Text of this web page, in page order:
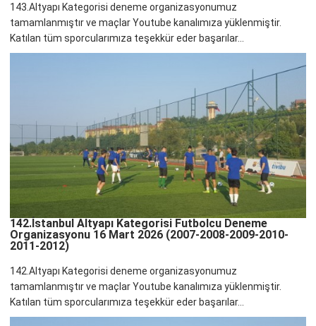
143.Altyapı Kategorisi deneme organizasyonumuz
tamamlanmıştır ve maçlar Youtube kanalımıza yüklenmiştir.
Katılan tüm sporcularımıza teşekkür eder başarılar...
142.İstanbul Altyapı Kategorisi Futbolcu Deneme
Organizasyonu 16 Mart 2026 (2007-2008-2009-2010-
2011-2012)
142.Altyapı Kategorisi deneme organizasyonumuz
tamamlanmıştır ve maçlar Youtube kanalımıza yüklenmiştir.
Katılan tüm sporcularımıza teşekkür eder başarılar...